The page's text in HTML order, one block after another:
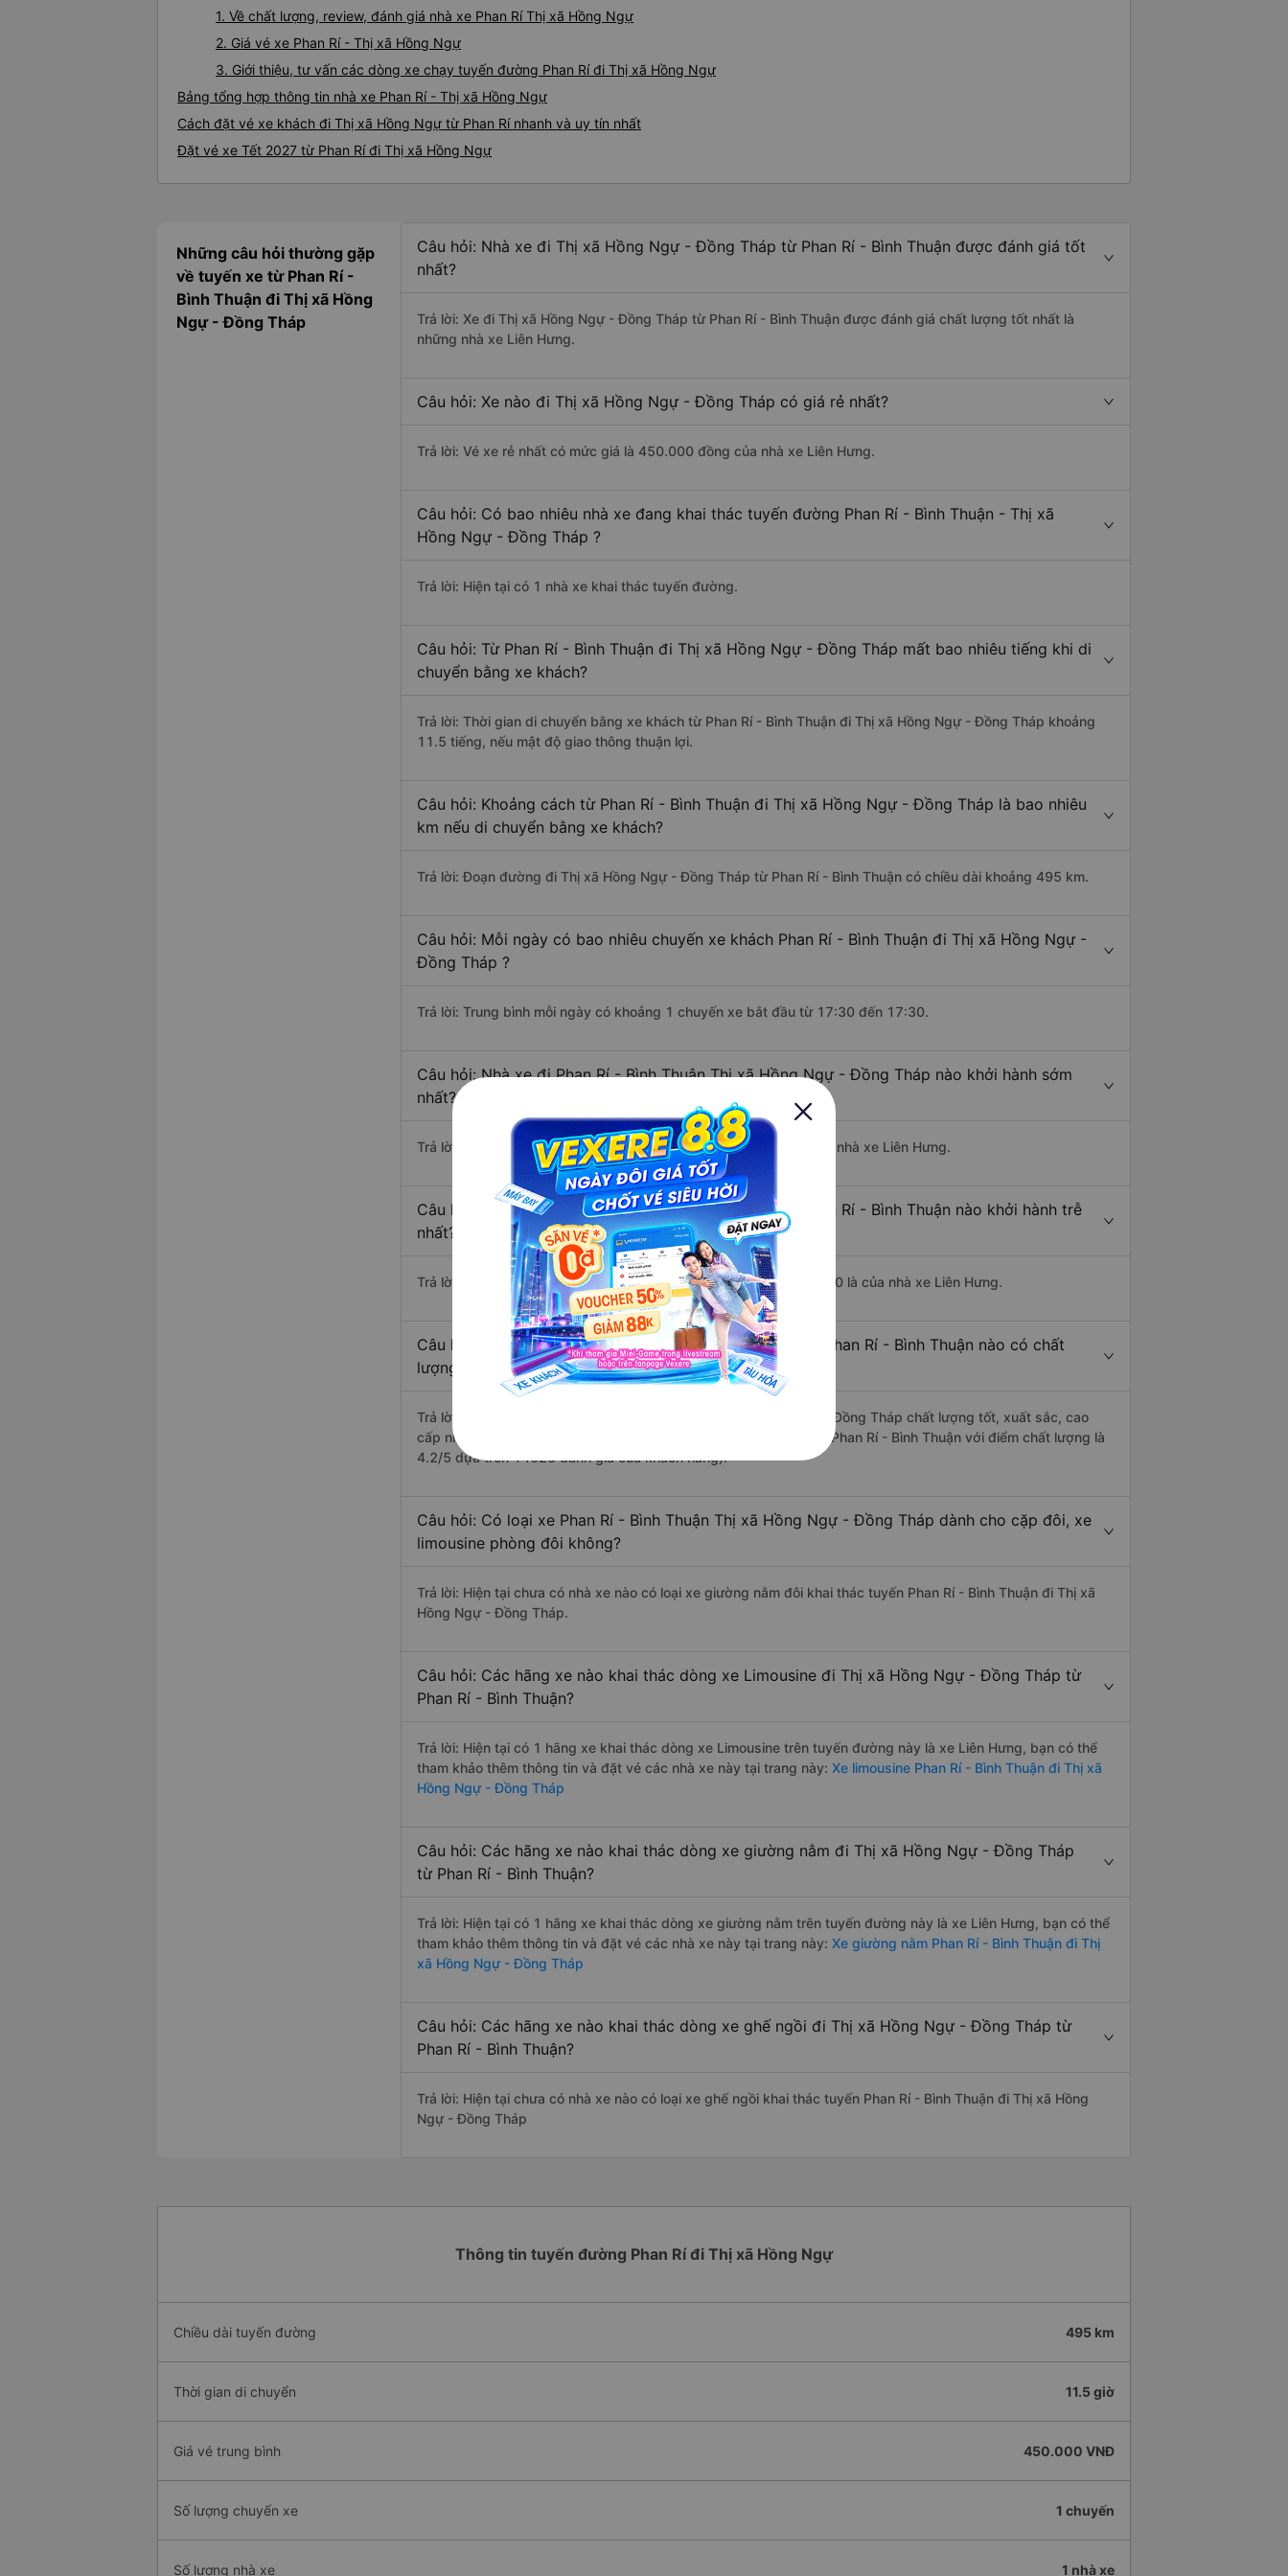
1. Về chất lượng, review, đánh giá nhà xe Phan Rí Thị xã Hồng Ngự
2. Giá vé xe Phan Rí - Thị xã Hồng Ngự
3. Giới thiệu, tư vấn các dòng xe chạy tuyến đường Phan Rí đi Thị xã Hồng Ngự
Bảng tổng hợp thông tin nhà xe Phan Rí - Thị xã Hồng Ngự
Cách đặt vé xe khách đi Thị xã Hồng Ngự từ Phan Rí nhanh và uy tín nhất
Đặt vé xe Tết 2027 từ Phan Rí đi Thị xã Hồng Ngự
Những câu hỏi thường gặp
về tuyến xe từ Phan Rí -
Bình Thuận đi Thị xã Hồng
Ngự - Đồng Tháp
Câu hỏi: Nhà xe đi Thị xã Hồng Ngự - Đồng Tháp từ Phan Rí - Bình Thuận được đánh giá tốt
nhất?
Trả lời: Xe đi Thị xã Hồng Ngự - Đồng Tháp từ Phan Rí - Bình Thuận được đánh giá chất lượng tốt nhất là
những nhà xe Liên Hưng.
Câu hỏi: Xe nào đi Thị xã Hồng Ngự - Đồng Tháp có giá rẻ nhất?
Trả lời: Vé xe rẻ nhất có mức giá là 450.000 đồng của nhà xe Liên Hưng.
Câu hỏi: Có bao nhiêu nhà xe đang khai thác tuyến đường Phan Rí - Bình Thuận - Thị xã
Hồng Ngự - Đồng Tháp ?
Trả lời: Hiện tại có 1 nhà xe khai thác tuyến đường.
Câu hỏi: Từ Phan Rí - Bình Thuận đi Thị xã Hồng Ngự - Đồng Tháp mất bao nhiêu tiếng khi di
chuyển bằng xe khách?
Trả lời: Thời gian di chuyển bằng xe khách từ Phan Rí - Bình Thuận đi Thị xã Hồng Ngự - Đồng Tháp khoảng
11.5 tiếng, nếu mật độ giao thông thuận lợi.
Câu hỏi: Khoảng cách từ Phan Rí - Bình Thuận đi Thị xã Hồng Ngự - Đồng Tháp là bao nhiêu
km nếu di chuyển bằng xe khách?
Trả lời: Đoạn đường đi Thị xã Hồng Ngự - Đồng Tháp từ Phan Rí - Bình Thuận có chiều dài khoảng 495 km.
Câu hỏi: Mỗi ngày có bao nhiêu chuyến xe khách Phan Rí - Bình Thuận đi Thị xã Hồng Ngự -
Đồng Tháp ?
Trả lời: Trung bình mỗi ngày có khoảng 1 chuyến xe bắt đầu từ 17:30 đến 17:30.
Câu hỏi: Nhà xe đi Phan Rí - Bình Thuận Thị xã Hồng Ngự - Đồng Tháp nào khởi hành sớm
nhất?
Trả lời: Chuyến xe có giờ xuất phát sớm nhất vào lúc 17:30 là của nhà xe Liên Hưng.
Câu hỏi: Nhà xe đi Thị xã Hồng Ngự - Đồng Tháp từ Phan Rí - Bình Thuận nào khởi hành trễ
nhất?
Trả lời: Chuyến xe có giờ xuất phát trễ (muộn) nhất là vào lúc 17:30 là của nhà xe Liên Hưng.
Câu hỏi: Review xe đi Thị xã Hồng Ngự - Đồng Tháp từ Phan Rí - Bình Thuận nào có chất
lượng tốt, xuất sắc, cao cấp nhất?
Trả lời: Những hãng xe đi Phan Rí - Bình Thuận Thị xã Hồng Ngự - Đồng Tháp chất lượng tốt, xuất sắc, cao
cấp nhất là nhà xe Liên Hưng đi Thị xã Hồng Ngự - Đồng Tháp từ Phan Rí - Bình Thuận với điểm chất lượng là
4.2/5 dựa trên 14623 đánh giá của khách hàng).
Câu hỏi: Có loại xe Phan Rí - Bình Thuận Thị xã Hồng Ngự - Đồng Tháp dành cho cặp đôi, xe
limousine phòng đôi không?
Trả lời: Hiện tại chưa có nhà xe nào có loại xe giường nằm đôi khai thác tuyến Phan Rí - Bình Thuận đi Thị xã
Hồng Ngự - Đồng Tháp.
Câu hỏi: Các hãng xe nào khai thác dòng xe Limousine đi Thị xã Hồng Ngự - Đồng Tháp từ
Phan Rí - Bình Thuận?
Trả lời: Hiện tại có 1 hãng xe khai thác dòng xe Limousine trên tuyến đường này là xe Liên Hưng, bạn có thể
tham khảo thêm thông tin và đặt vé các nhà xe này tại trang này: Xe limousine Phan Rí - Bình Thuận đi Thị xã
Hồng Ngự - Đồng Tháp
Câu hỏi: Các hãng xe nào khai thác dòng xe giường nằm đi Thị xã Hồng Ngự - Đồng Tháp
từ Phan Rí - Bình Thuận?
Trả lời: Hiện tại có 1 hãng xe khai thác dòng xe giường nằm trên tuyến đường này là xe Liên Hưng, bạn có thể
tham khảo thêm thông tin và đặt vé các nhà xe này tại trang này: Xe giường nằm Phan Rí - Bình Thuận đi Thị
xã Hồng Ngự - Đồng Tháp
Câu hỏi: Các hãng xe nào khai thác dòng xe ghế ngồi đi Thị xã Hồng Ngự - Đồng Tháp từ
Phan Rí - Bình Thuận?
Trả lời: Hiện tại chưa có nhà xe nào có loại xe ghế ngồi khai thác tuyến Phan Rí - Bình Thuận đi Thị xã Hồng
Ngự - Đồng Tháp
Thông tin tuyến đường Phan Rí đi Thị xã Hồng Ngự
Chiều dài tuyến đường 495 km
Thời gian di chuyển 11.5 giờ
Giá vé trung bình 450.000 VNĐ
Số lượng chuyến xe 1 chuyến
Số lượng nhà xe 1 nhà xe